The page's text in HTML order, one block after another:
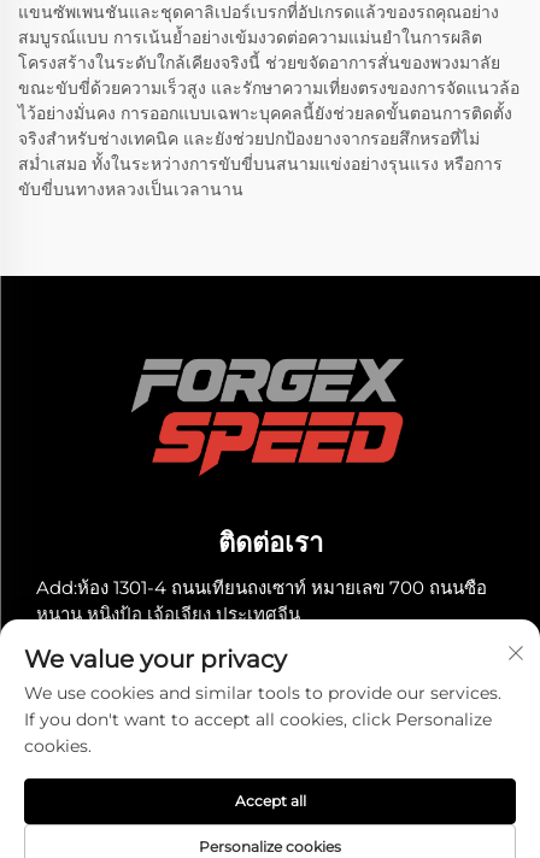
แขนซัพเพนชันและชุดคาลิเปอร์เบรกที่อัปเกรดแล้วของรถคุณอย่าง
สมบูรณ์แบบ การเน้นย้ำอย่างเข้มงวดต่อความแม่นยำในการผลิต
โครงสร้างในระดับใกล้เคียงจริงนี้ ช่วยขจัดอาการสั่นของพวงมาลัย
ขณะขับขี่ด้วยความเร็วสูง และรักษาความเที่ยงตรงของการจัดแนวล้อ
ไว้อย่างมั่นคง การออกแบบเฉพาะบุคคลนี้ยังช่วยลดขั้นตอนการติดตั้ง
จริงสำหรับช่างเทคนิค และยังช่วยปกป้องยางจากรอยสึกหรอที่ไม่
สม่ำเสมอ ทั้งในระหว่างการขับขี่บนสนามแข่งอย่างรุนแรง หรือการ
ขับขี่บนทางหลวงเป็นเวลานาน
ติดต่อเรา
Add:ห้อง 1301-4 ถนนเทียนถงเซาท์ หมายเลข 700 ถนนซือ
หนาน หนิงป้อ เจ้อเจียง ประเทศจีน
โทร: +86-13929561315
อีเมล:[email protected]
ลิขสิทธิ์ © 2025 โดย Ningbo Super Automotive Co., Ltd. -
นโยบายความเป็นส่วนตัว
We value your privacy
We use cookies and similar tools to provide our services.
If you don't want to accept all cookies, click Personalize
cookies.
Personalize cookies
Accept all